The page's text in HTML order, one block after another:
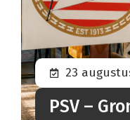
23
PSV –